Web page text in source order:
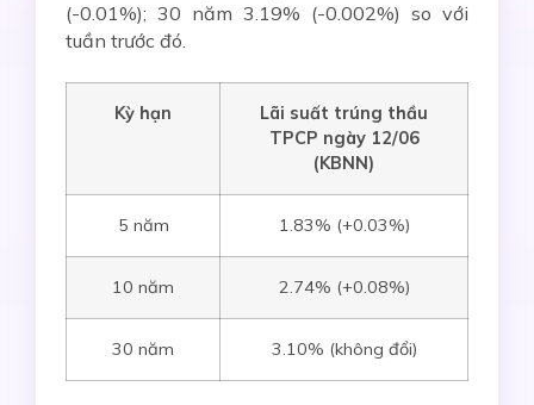
(-0.01%); 30 năm 3.19% (-0.002%) so với
tuần trước đó.
Kỳ hạn Lãi suất trúng thầu
TPCP ngày 12/06
(KBNN)
5 năm 1.83% (+0.03%)
10 năm 2.74% (+0.08%)
30 năm 3.10% (không đổi)